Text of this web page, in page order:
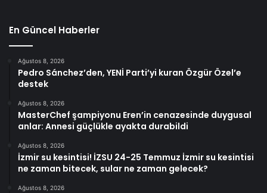
En Güncel Haberler
Ağustos 8, 2026
Pedro Sánchez’den, YENİ Parti’yi kuran Özgür Özel’e
destek
Ağustos 8, 2026
MasterChef şampiyonu Eren’in cenazesinde duygusal
anlar: Annesi güçlükle ayakta durabildi
Ağustos 8, 2026
İzmir su kesintisi! İZSU 24-25 Temmuz İzmir su kesintisi
ne zaman bitecek, sular ne zaman gelecek?
Ağustos 8, 2026